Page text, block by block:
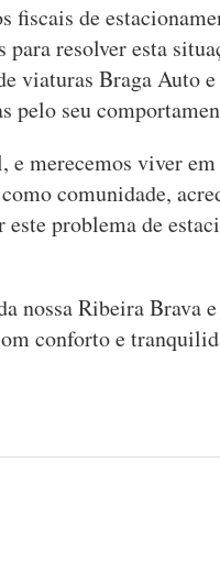
fiscais de
resolver esta
viaturas Braga Auto
pelo seu
merecemos viver
comunidade,
problema de
nossa Ribeira Brava
conforto e